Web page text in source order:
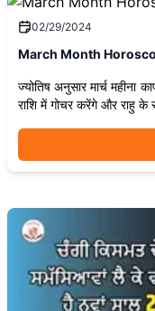
02/29/2024
March Month Horoscope
ज्योतिष अनुसार मार्च महीना
राशि में गोचर करेंगे और राहु के